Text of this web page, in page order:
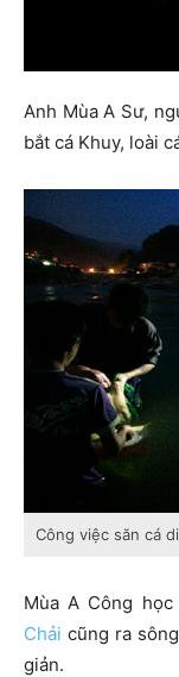
Anh Mùa A Sư,
bắt cá Khuy, loài
Công việc săn cá
Mùa A Công
Chải cũng ra
giản.